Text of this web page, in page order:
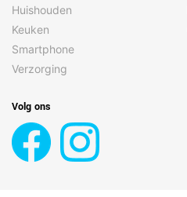
Huishouden
Keuken
Smartphone
Verzorging
Volg ons